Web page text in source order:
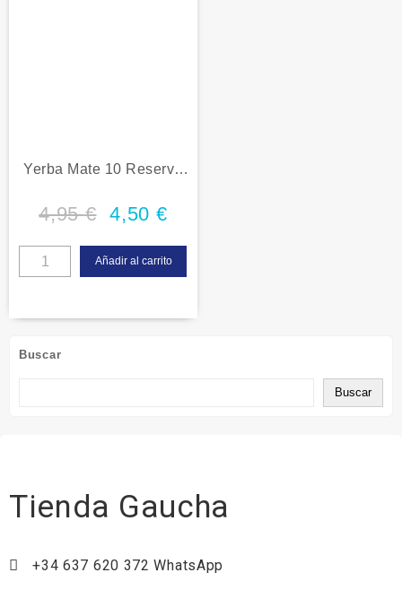
Buscar
Buscar
Yerba Mate 10 Reserva
4,95€ 4,50 €
Añadir al carrito
Tienda Gaucha
+34 637 620 372 WhatsApp